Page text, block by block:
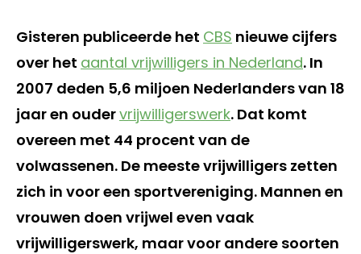
Gisteren publiceerde het CBS nieuwe cijfers
over het aantal vrijwilligers in Nederland. In
2007 deden 5,6 miljoen Nederlanders van 18
jaar en oudervrijwilligerswerk. Dat komt
overeen met 44 procent van de
volwassenen. De meeste vrijwilligers zetten
zich in voor een sportvereniging. Mannen en
vrouwen doen vrijwel even vaak
vrijwilligerswerk, maar voor andere soorten